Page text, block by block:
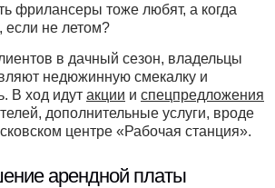
фрилансеры тоже любят, а когда
если не летом?
в дачный сезон, владельцы
недюжинную смекалку и
В ход идут акции и спецпредложения
дополнительные услуги, вроде
центре «Рабочая станция».
арендной платы